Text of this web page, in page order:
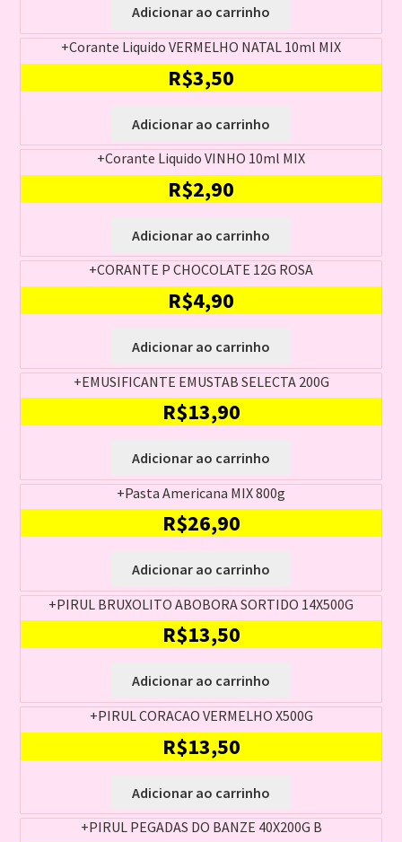
Adicionar ao carrinho
+Corante Liquido VERMELHO NATAL 10ml MIX
R$3,50
Adicionar ao carrinho
+Corante Liquido VINHO 10ml MIX
R$2,90
Adicionar ao carrinho
+CORANTE P CHOCOLATE 12G ROSA
R$4,90
Adicionar ao carrinho
+EMUSIFICANTE EMUSTAB SELECTA 200G
R$13,90
Adicionar ao carrinho
+Pasta Americana MIX 800g
R$26,90
Adicionar ao carrinho
+PIRUL BRUXOLITO ABOBORA SORTIDO 14X500G
R$13,50
Adicionar ao carrinho
+PIRUL CORACAO VERMELHO X500G
R$13,50
Adicionar ao carrinho
+PIRUL PEGADAS DO BANZE 40X200G B